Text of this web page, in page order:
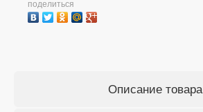
поделиться
Описание товара